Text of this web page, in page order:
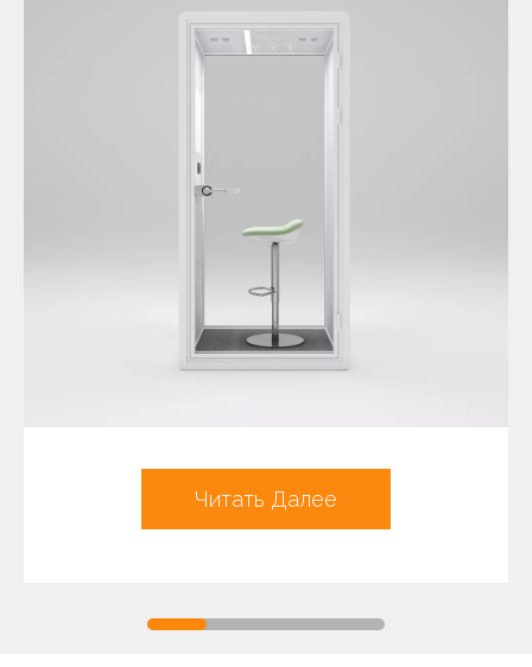
Читать Далее